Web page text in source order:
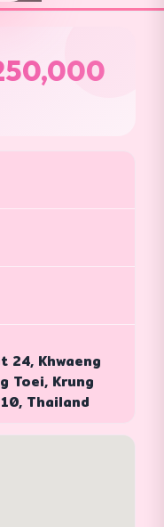
24, Khwaeng
Toei, Krung
Thailand